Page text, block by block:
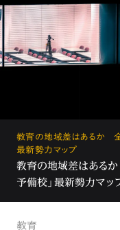
教育の地域差はあるか 全
最新勢力マップ
教育の地域差はある
予備校」最新勢力マッ
教育